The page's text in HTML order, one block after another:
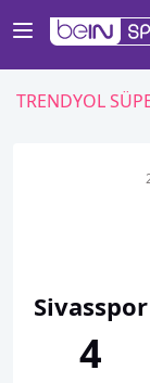
TRENDYOL
Sivasspor
4